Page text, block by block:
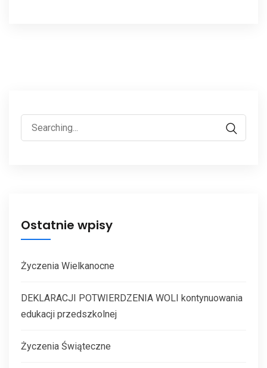
Ostatnie wpisy
Życzenia Wielkanocne
DEKLARACJI POTWIERDZENIA WOLI kontynuowania
edukacji przedszkolnej
Życzenia Świąteczne